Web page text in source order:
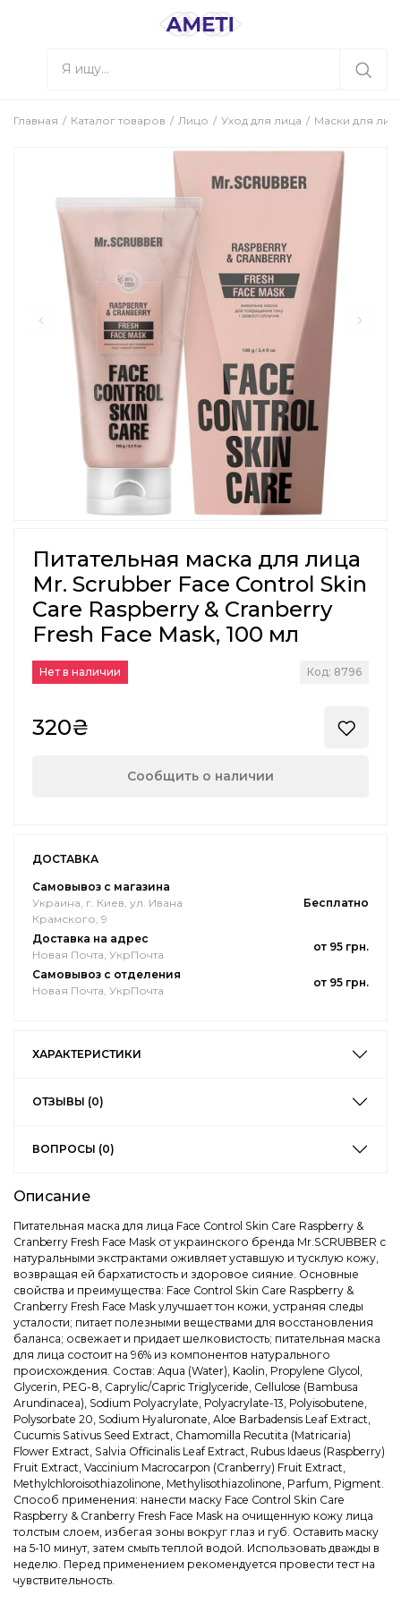
Главная Каталог товаров Лицо Уход для лица Маски для
Питательная маска для лица
Mr. Scrubber Face Control Skin
Care Raspberry & Cranberry
Fresh Face Mask, 100 мл
Нет в наличии Код: 8796
320₴
Сообщить о наличии
ДОСТАВКА
Самовывоз с магазина
Украина, г. Киев, ул. Ивана
Крамского, 9
Бесплатно
Доставка на адрес
Новая Почта, УкрПочта
от 95 грн.
Самовывоз с отделения
Новая Почта, УкрПочта
от 95 грн.
ХАРАКТЕРИСТИКИ
ОТЗЫВЫ (0)
ВОПРОСЫ (0)
Описание
Питательная маска для лица Face Control Skin Care Raspberry &
Cranberry Fresh Face Mask от украинского бренда Mr.SCRUBBER с
натуральными экстрактами оживляет уставшую и тусклую кожу,
возвращая ей бархатистость и здоровое сияние. Основные
свойства и преимущества: Face Control Skin Care Raspberry &
Cranberry Fresh Face Mask улучшает тон кожи, устраняя следы
усталости; питает полезными веществами для восстановления
баланса; освежает и придает шелковистость; питательная маска
для лица состоит на 96% из компонентов натурального
происхождения. Состав: Aqua (Water), Kaolin, Propylene Glycol,
Glycerin, PEG-8, Caprylic/Capric Triglyceride, Cellulose (Bambusa
Arundinacea), Sodium Polyacrylate, Polyacrylate-13, Polyisobutene,
Polysorbate 20, Sodium Hyaluronate, Aloe Barbadensis Leaf Extract,
Cucumis Sativus Seed Extract, Chamomilla Recutita (Matricaria)
Flower Extract, Salvia Officinalis Leaf Extract, Rubus Idaeus (Raspberry)
Fruit Extract, Vaccinium Macrocarpon (Cranberry) Fruit Extract,
Methylchloroisothiazolinone, Methylisothiazolinone, Parfum, Pigment.
Способ применения: нанести маску Face Control Skin Care
Raspberry & Cranberry Fresh Face Mask на очищенную кожу лица
толстым слоем, избегая зоны вокруг глаз и губ. Оставить маску
на 5-10 минут, затем смыть теплой водой. Использовать дважды в
неделю. Перед применением рекомендуется провести тест на
чувствительность.